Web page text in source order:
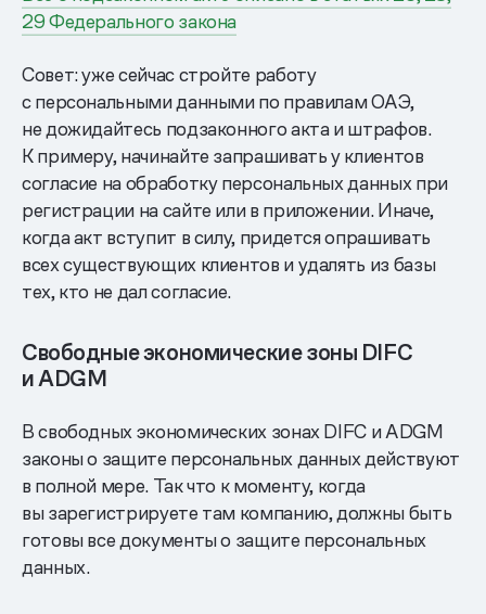
29 Федерального закона
Совет: уже сейчас стройте работу
с персональными данными по правилам ОАЭ,
не дожидайтесь подзаконного акта и штрафов.
К примеру, начинайте запрашивать у клиентов
согласие на обработку персональных данных при
регистрации на сайте или в приложении. Иначе,
когда акт вступит в силу, придется опрашивать
всех существующих клиентов и удалять из базы
тех, кто не дал согласие.
Свободные экономические зоны DIFC
и ADGM
В свободных экономических зонах DIFC и ADGM
законы о защите персональных данных действуют
в полной мере. Так что к моменту, когда
вы зарегистрируете там компанию, должны быть
готовы все документы о защите персональных
данных.